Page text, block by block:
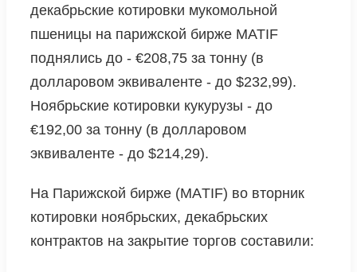
декабрьские котировки мукомольной
пшеницы на парижской бирже MATIF
поднялись до - €208,75 за тонну (в
долларовом эквиваленте - до $232,99).
Ноябрьские котировки кукурузы - до
€192,00 за тонну (в долларовом
эквиваленте - до $214,29).
На Парижской бирже (МАTIF) во вторник
котировки ноябрьских, декабрьских
контрактов на закрытие торгов составили: